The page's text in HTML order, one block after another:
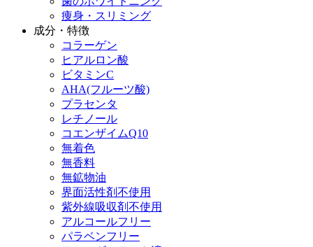
痩身・スリミング
成分・特徴
コラーゲン
ヒアルロン酸
ビタミンC
AHA(フルーツ酸)
プラセンタ
レチノール
コエンザイムQ10
無着色
無香料
無鉱物油
界面活性剤不使用
紫外線吸収剤不使用
アルコールフリー
パラベンフリー